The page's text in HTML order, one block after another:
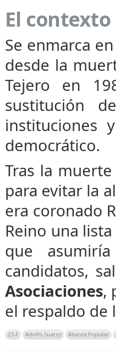
El
Se enmarca
desde la
Tejero en
sustitución
instituciones
democrático.
Tras la
para evitar la
era coronado
Reino una
que
candidatos,
Asociaciones,
el respaldo de
23-F Adolfo Suarez Alianza Popular